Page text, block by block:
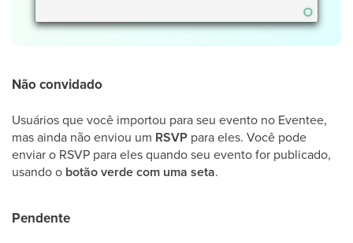
Não convidado
Usuários que você importou para seu evento no Eventee,
mas ainda não enviou um RSVP para eles. Você pode
enviar o RSVP para eles quando seu evento for publicado,
usando o botão verde com uma seta.
Pendente